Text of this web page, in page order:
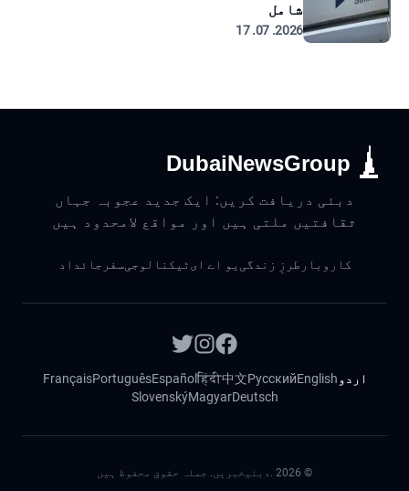
شامل
2026. 07. 17
DubaiNewsGroup
دبئی دریافت کریں: ایک جدید عجوبہ جہاں
ثقافتیں ملتی ہیں اور مواقع لامحدود ہیں
کاروبار طرزِ زندگی یو اے ایٹیکنالوجیسفر جائداد
اردو English
Русский
中文
हिंदी
Español
Português
Français
Deutsch
Magyar
Slovenský
©
2026 .دبئیخبریں. جملہ حقوق محفوظ ہیں